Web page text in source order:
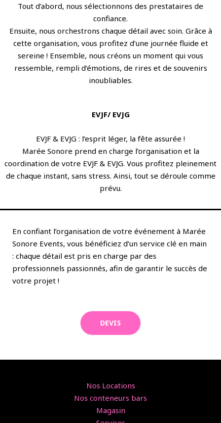
Tout d’abord, nous sélectionnons des prestataires de
confiance.
Ensuite, nous orchestrons chaque détail avec soin. Grâce à
cette organisation, vous profitez d’une journée fluide et
sereine ! Ensemble, nous créons un moment qui vous
ressemble, rempli d’émotions, de rires et de souvenirs
inoubliables.
EVJF/ EVJG
EVJF & EVJG : l’esprit léger, la fête assurée !
Marée Sonore prend en charge l’organisation et la
coordination de votre EVJF & EVJG. Vous profitez pleinement
de chaque instant, sans stress. Ainsi, tout se déroule comme
prévu.
En confiant l’organisation de votre événement à Marée
Sonore Events, vous bénéficiez d’un service clé en main
: chaque détail est pris en charge par des
professionnels passionnés, afin de garantir le succès de
votre projet !
DEVIS
Nos Locations
Nos conteneurs bars
Magasin